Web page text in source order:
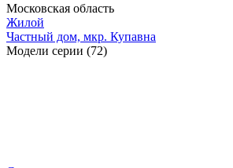
Московская область
Жилой
Частный дом, мкр. Купавна
Модели серии (72)